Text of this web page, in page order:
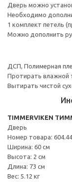
Дверь можно
Необходимо
1 комплект петель
Можно дополнить
ДСП, Полимерная
Протирать влажной
Вытирать чистой
TIMMERVIKEN
Дверь
Номер товара:
Ширина: 60 см
Высота: 2 см
Длина: 73 см
Вес: 5.12 кг